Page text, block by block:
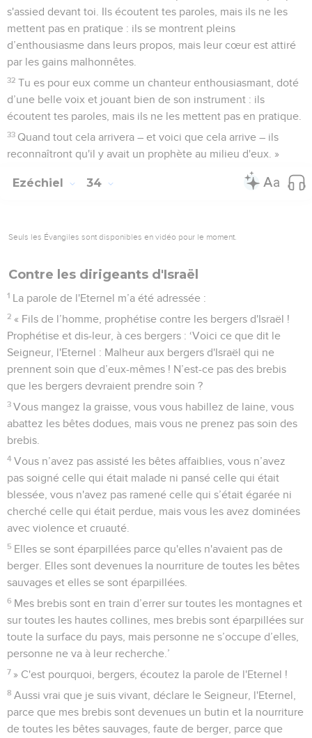
s'assied devant toi. Ils écoutent tes paroles, mais ils ne les
mettent pas en pratique : ils se montrent pleins
d’enthousiasme dans leurs propos, mais leur cœur est attiré
par les gains malhonnêtes.
32 Tu es pour eux comme un chanteur enthousiasmant, doté
d’une belle voix et jouant bien de son instrument : ils
écoutent tes paroles, mais ils ne les mettent pas en pratique.
33 Quand tout cela arrivera – et voici que cela arrive – ils
reconnaîtront qu'il y avait un prophète au milieu d'eux. »
Ezéchiel 34
Seuls les Évangiles sont disponibles en vidéo pour le moment.
Contre les dirigeants d'Israël
1 La parole de l'Eternel m’a été adressée :
2 « Fils de l’homme, prophétise contre les bergers d'Israël !
Prophétise et dis-leur, à ces bergers : ‘Voici ce que dit le
Seigneur, l'Eternel : Malheur aux bergers d'Israël qui ne
prennent soin que d’eux-mêmes ! N’est-ce pas des brebis
que les bergers devraient prendre soin ?
3 Vous mangez la graisse, vous vous habillez de laine, vous
abattez les bêtes dodues, mais vous ne prenez pas soin des
brebis.
4 Vous n’avez pas assisté les bêtes affaiblies, vous n’avez
pas soigné celle qui était malade ni pansé celle qui était
blessée, vous n'avez pas ramené celle qui s’était égarée ni
cherché celle qui était perdue, mais vous les avez dominées
avec violence et cruauté.
5 Elles se sont éparpillées parce qu'elles n'avaient pas de
berger. Elles sont devenues la nourriture de toutes les bêtes
sauvages et elles se sont éparpillées.
6 Mes brebis sont en train d’errer sur toutes les montagnes et
sur toutes les hautes collines, mes brebis sont éparpillées sur
toute la surface du pays, mais personne ne s’occupe d’elles,
personne ne va à leur recherche.’
7 » C'est pourquoi, bergers, écoutez la parole de l'Eternel !
8 Aussi vrai que je suis vivant, déclare le Seigneur, l'Eternel,
parce que mes brebis sont devenues un butin et la nourriture
de toutes les bêtes sauvages, faute de berger, parce que